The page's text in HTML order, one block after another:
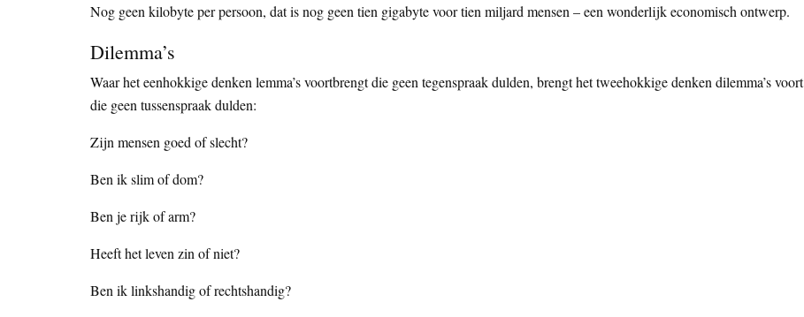
Nog geen kilobyte per persoon, dat is nog geen tien gigabyte voor tien miljard mensen – een wonderlijk economisch ontwerp.
Dilemma’s
Waar het eenhokkige denken lemma’s voortbrengt die geen tegenspraak dulden, brengt het tweehokkige denken dilemma’s voort
die geen tussenspraak dulden:
Zijn mensen goed of slecht?
Ben ik slim of dom?
Ben je rijk of arm?
Heeft het leven zin of niet?
Ben ik linkshandig of rechtshandig?